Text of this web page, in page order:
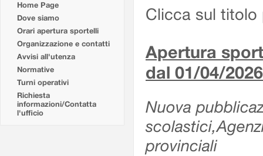
Home Page
Dove siamo
Orari apertura sportelli
Organizzazione e contatti
Avvisi all'utenza
Normative
Turni operativi
Richiesta
informazioni/Contatta
l'ufficio
Clicca sul titolo
Apertura
dal 01/04/2026
Nuova
provinciali